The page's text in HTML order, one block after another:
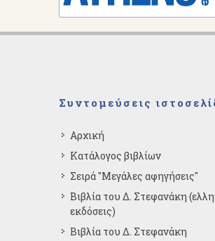
Συντομεύσεις
Αρχική
Κατάλογος βιβλίων
Σειρά "Μεγάλες αφηγήσεις"
Βιβλία του Δ. Στεφανάκη
εκδόσεις)
Βιβλία του Δ. Στεφανάκη